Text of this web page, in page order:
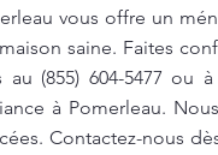
vous offre un
saine. Faites
au (855) 604-5477 ou à
à Pomerleau.
Contactez-nous